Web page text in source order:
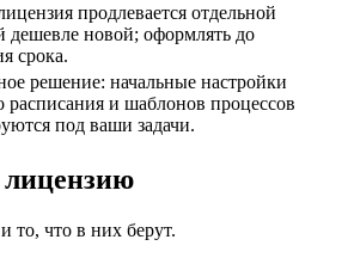
продлевается отдельной
дешевле новой; оформлять до
срока.
решение: начальные настройки
расписания и шаблонов процессов
под ваши задачи.
то, что в них берут.